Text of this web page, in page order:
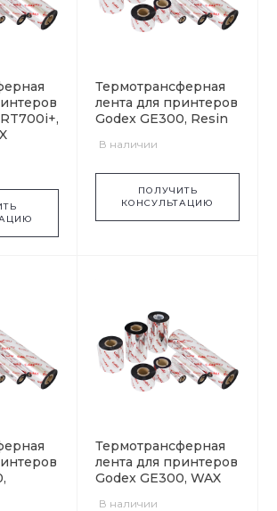
Термотрансферная
лента для принтеров
Godex GE300, Resin
В наличии
ПОЛУЧИТЬ
КОНСУЛЬТАЦИЮ
Термотрансферная
лента для принтеров
Godex GE300, WAX
В наличии